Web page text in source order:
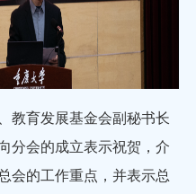
教育发展基金会副秘书长
分会的成立表示祝贺，介
会的工作重点，并表示总